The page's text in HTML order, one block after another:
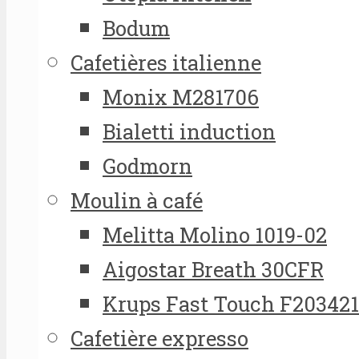
Bodum
Cafetières italienne
Monix M281706
Bialetti induction
Godmorn
Moulin à café
Melitta Molino 1019-02
Aigostar Breath 30CFR
Krups Fast Touch
Cafetière expresso